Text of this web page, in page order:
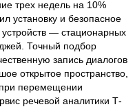
трех недель на 10%
установку и безопасное
— стационарных
Точный подбор
запись диалогов
открытое пространство,
перемещении
речевой аналитики Т-